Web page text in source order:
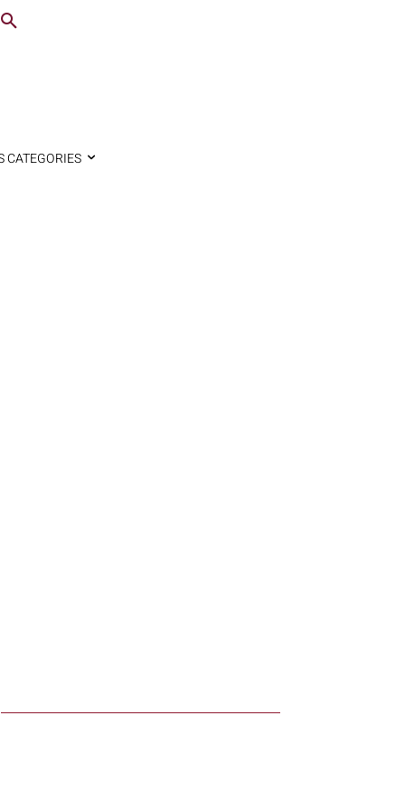
CATEGORIES